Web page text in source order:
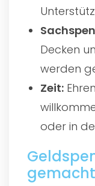
Decken
werden
Zeit:
oder in